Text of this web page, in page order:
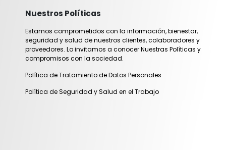
Nuestros Políticas
Estamos comprometidos con la información, bienestar,
seguridad y salud de nuestros clientes, colaboradores y
proveedores. Lo invitamos a conocer Nuestras Políticas y
compromisos con la sociedad.
Política de Tratamiento de Datos Personales
Política de Seguridad y Salud en el Trabajo